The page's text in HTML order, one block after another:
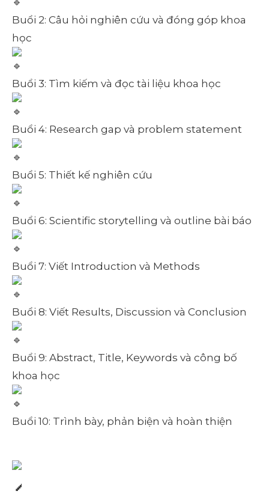
Buổi 2: Câu hỏi nghiên cứu và đóng góp khoa
học
Buổi 3: Tìm kiếm và đọc tài liệu khoa học
Buổi 4: Research gap và problem statement
Buổi 5: Thiết kế nghiên cứu
Buổi 6: Scientific storytelling và outline bài báo
Buổi 7: Viết Introduction và Methods
Buổi 8: Viết Results, Discussion và Conclusion
Buổi 9: Abstract, Title, Keywords và công bố
khoa học
Buổi 10: Trình bày, phản biện và hoàn thiện